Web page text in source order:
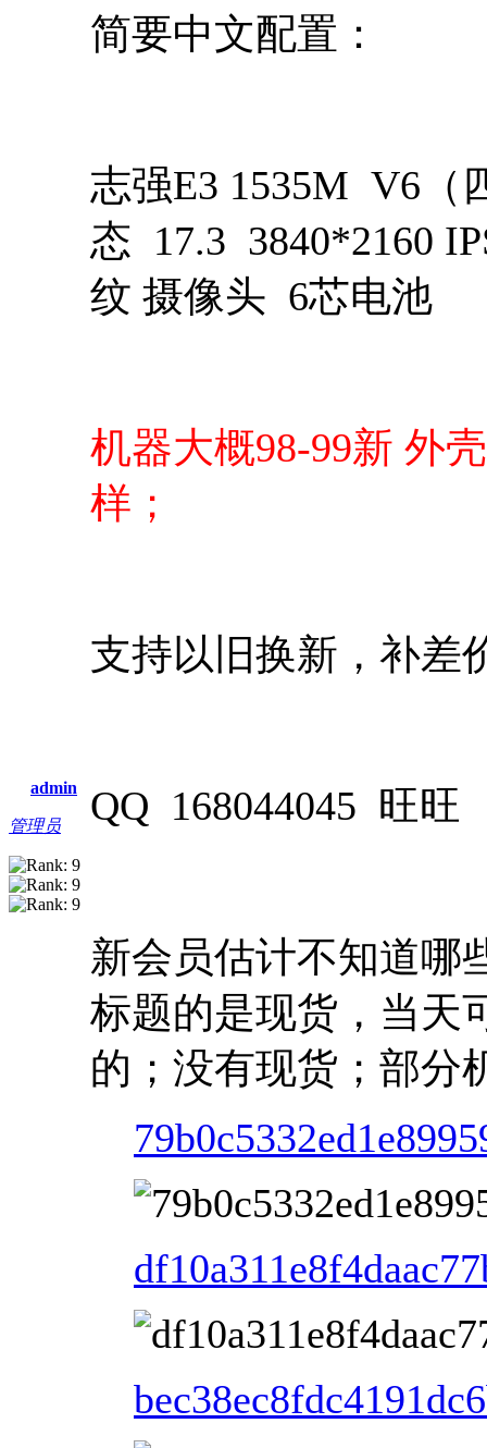
admin
管理员
简要中文配置：
志强E3 1535M V6（
态 17.3 3840*2160
纹 摄像头 6芯电池
机器大概98-99新 外
样；
支持以旧换新，补差
QQ 168044045 旺旺
新会员估计不知道哪
标题的是现货，当天
的；没有现货；部分